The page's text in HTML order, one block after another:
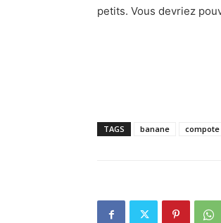
petits. Vous devriez
TAGS banane compote